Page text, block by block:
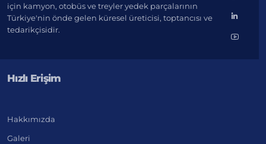
için kamyon, otobüs ve treyler yedek parçalarının
Türkiye'nin önde gelen küresel üreticisi, toptancısı ve
tedarikçisidir.
Hızlı Erişim
Hakkımızda
Galeri